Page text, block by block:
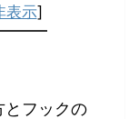
表示]
とフックの